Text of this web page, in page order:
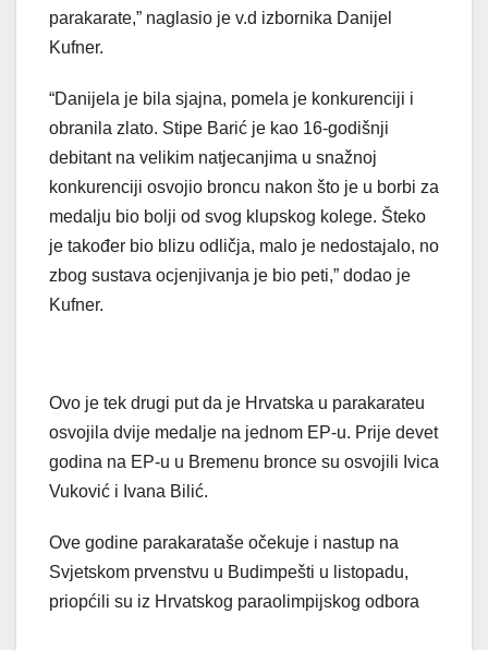
parakarate,” naglasio je v.d izbornika Danijel
Kufner.
“Danijela je bila sjajna, pomela je konkurenciji i
obranila zlato. Stipe Barić je kao 16-godišnji
debitant na velikim natjecanjima u snažnoj
konkurenciji osvojio broncu nakon što je u borbi za
medalju bio bolji od svog klupskog kolege. Šteko
je također bio blizu odličja, malo je nedostajalo, no
zbog sustava ocjenjivanja je bio peti,” dodao je
Kufner.
Ovo je tek drugi put da je Hrvatska u parakarateu
osvojila dvije medalje na jednom EP-u. Prije devet
godina na EP-u u Bremenu bronce su osvojili Ivica
Vuković i Ivana Bilić.
Ove godine parakarataše očekuje i nastup na
Svjetskom prvenstvu u Budimpešti u listopadu,
priopćili su iz Hrvatskog paraolimpijskog odbora